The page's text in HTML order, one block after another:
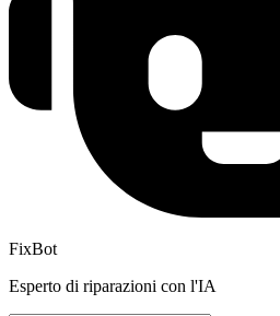
FixBot
Esperto di riparazioni con l'IA